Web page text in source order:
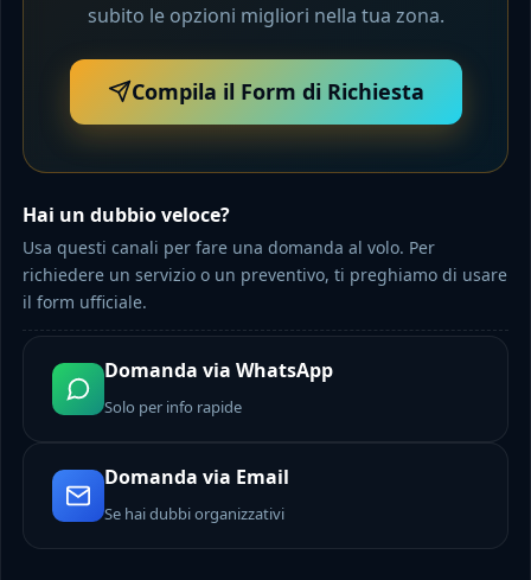
subito le opzioni migliori nella tua zona.
Compila il Form di Richiesta
Hai un dubbio veloce?
Usa questi canali per fare una domanda al volo. Per
richiedere un servizio o un preventivo, ti preghiamo di usare
il form ufficiale.
Domanda via WhatsApp
Solo per info rapide
Domanda via Email
Se hai dubbi organizzativi